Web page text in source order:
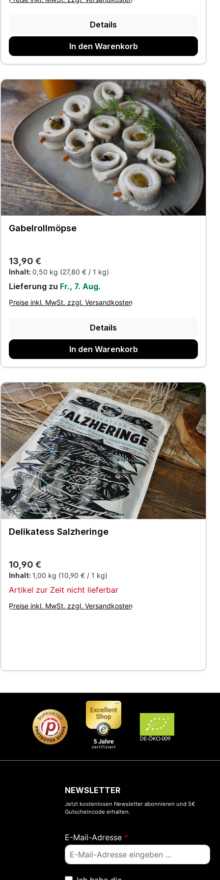
Details
In den Warenkorb
Gabelrollmöpse
Regulärer Preis:
13,90 €
Inhalt:0,50 kg (27,80 € / 1 kg)
Lieferung zu Fr., 7. Aug.
Preise inkl. MwSt. zzgl. Versandkosten
Details
In den Warenkorb
Delikatess Salzheringe
Regulärer Preis:
10,90 €
Inhalt:1,00 kg (10,90 € / 1 kg)
Artikel zur Zeit nicht lieferbar
Preise inkl. MwSt. zzgl. Versandkosten
NEWSLETTER
Jetzt kostenlosen Newsletter abonnieren und 5€
Gutscheincode erhalten.
E-Mail-Adresse *